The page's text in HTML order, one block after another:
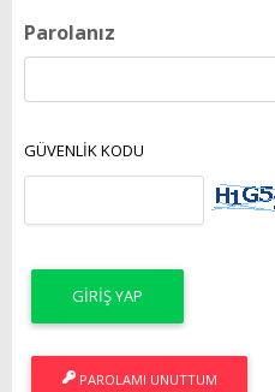
Parolanız
GÜVENLİK KODU
PAROLAMI UNUTTUM